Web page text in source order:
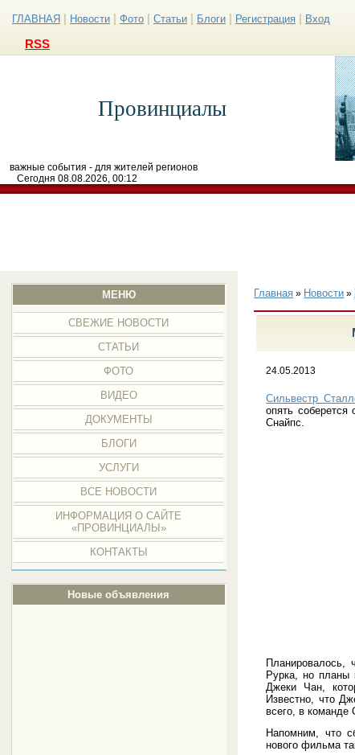
ГЛАВНАЯ Новости Фото Статьи Блоги Регистрация Вход
RSS
Провинциалы
важные события - для жителей регионов
Сегодня 08.08.2026, 00:12
МЕНЮ
СВЕЖИЕ НОВОСТИ
СТАТЬИ
ФОТО
ВИДЕО
ДОКУМЕНТЫ
БЛОГИ
УСЛУГИ
ВСЕ НОВОСТИ
ИНФОРМАЦИЯ О САЙТЕ
«ПРОВИНЦИАЛЫ»
КОНТАКТЫ
Новые объявления
Главная » Новости »
24.05.2013
Сильвестр
опять
Снайпс.
Планировалось,
Рурка, но планы
Джеки Чан,
Известно, что
всего, в команде
Напомним, что
нового фильма